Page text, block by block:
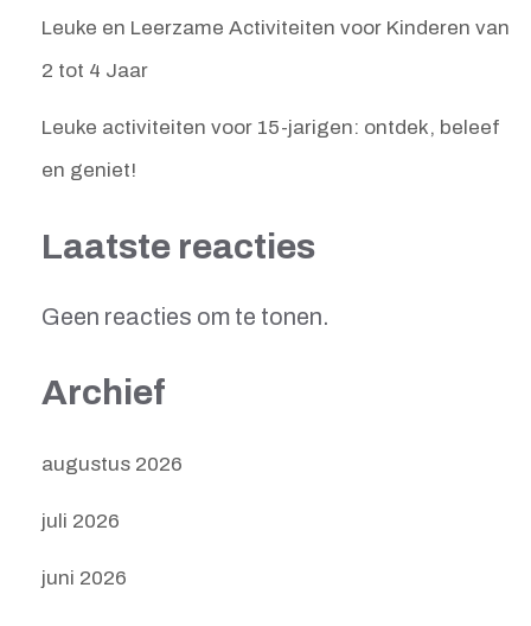
Leuke en Leerzame Activiteiten voor Kinderen van
2 tot 4 Jaar
Leuke activiteiten voor 15-jarigen: ontdek, beleef
en geniet!
Laatste reacties
Geen reacties om te tonen.
Archief
augustus 2026
juli 2026
juni 2026